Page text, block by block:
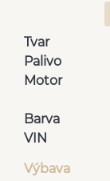
Tvar
Palivo
Motor
Barva
VIN
Výbava